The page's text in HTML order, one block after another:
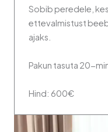
Sobib peredele,
ettevalmistust
ajaks.
Pakun tasuta 20-
Hind: 600€